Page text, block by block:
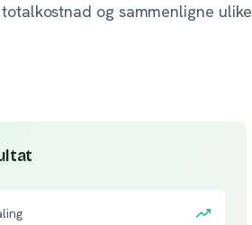
og sammenligne ulike